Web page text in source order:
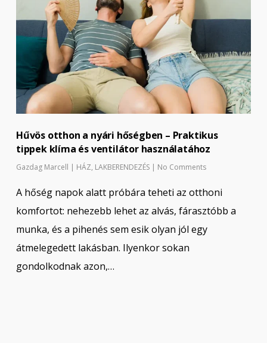
Hűvös otthon a nyári hőségben – Praktikus
tippek klíma és ventilátor használatához
Gazdag Marcell | HÁZ, LAKBERENDEZÉS | No Comments
A hőség napok alatt próbára teheti az otthoni
komfortot: nehezebb lehet az alvás, fárasztóbb a
munka, és a pihenés sem esik olyan jól egy
átmelegedett lakásban. Ilyenkor sokan
gondolkodnak azon,…